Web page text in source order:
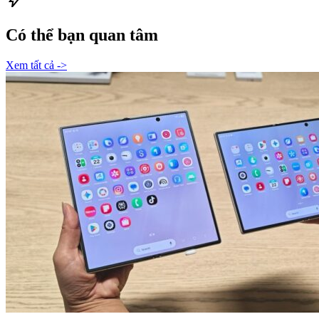
Có thể bạn quan tâm
Xem tất cả ->